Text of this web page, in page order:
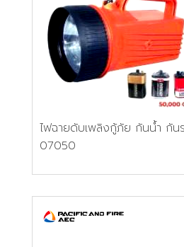
ไฟฉายดับเพลิงกู้ภัย กันน้ำ กันร
07050